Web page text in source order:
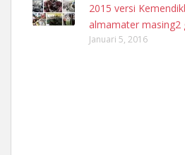
2015 versi
almamater masing2
Januari 5, 2016